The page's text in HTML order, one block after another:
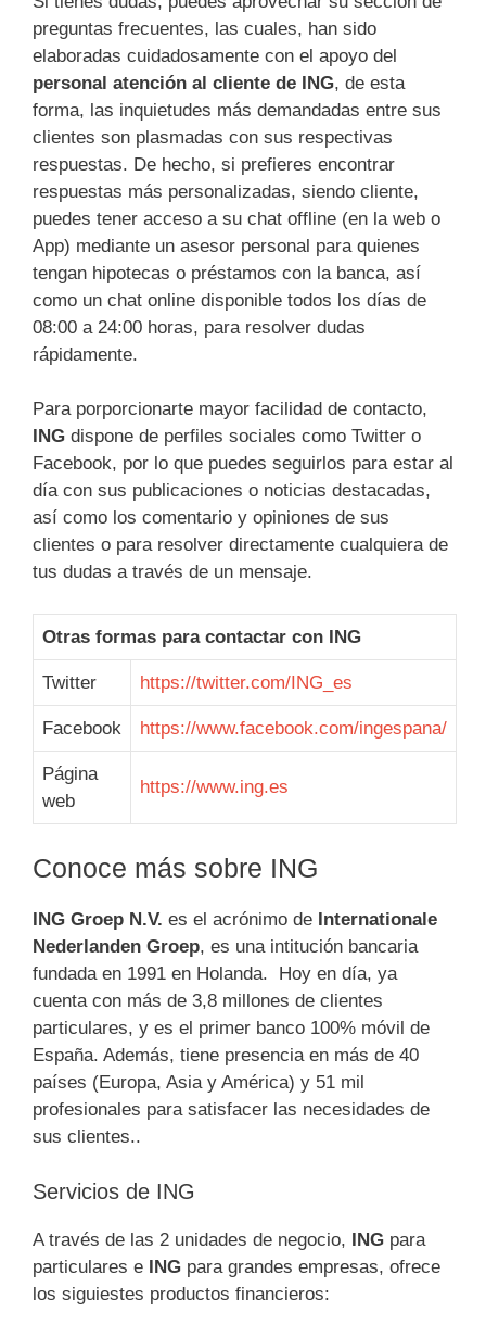
preguntas frecuentes, las cuales, han sido
elaboradas cuidadosamente con el apoyo del
personal atención al cliente de ING, de esta
forma, las inquietudes más demandadas entre sus
clientes son plasmadas con sus respectivas
respuestas. De hecho, si prefieres encontrar
respuestas más personalizadas, siendo cliente,
puedes tener acceso a su chat offline (en la web o
App) mediante un asesor personal para quienes
tengan hipotecas o préstamos con la banca, así
como un chat online disponible todos los días de
08:00 a 24:00 horas, para resolver dudas
rápidamente.
Para porporcionarte mayor facilidad de contacto,
ING dispone de perfiles sociales como Twitter o
Facebook, por lo que puedes seguirlos para estar al
día con sus publicaciones o noticias destacadas,
así como los comentario y opiniones de sus
clientes o para resolver directamente cualquiera de
tus dudas a través de un mensaje.
Otras formas para contactar con ING
Twitter https://twitter.com/ING_es
Facebook https://www.facebook.com/ingespana/
Página
web
https://www.ing.es
Conoce más sobre ING
ING Groep N.V. es el acrónimo de Internationale
Nederlanden Groep, es una intitución bancaria
fundada en 1991 en Holanda. Hoy en día, ya
cuenta con más de 3,8 millones de clientes
particulares, y es el primer banco 100% móvil de
España. Además, tiene presencia en más de 40
países (Europa, Asia y América) y 51 mil
profesionales para satisfacer las necesidades de
sus clientes..
Servicios de ING
A través de las 2 unidades de negocio, ING para
particulares e ING para grandes empresas, ofrece
los siguiestes productos financieros: